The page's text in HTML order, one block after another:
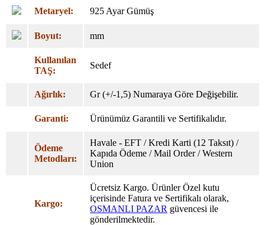
Metaryel: 925 Ayar Gümüş
Boyut: mm
Kullanılan
TAŞ:
Sedef
Ağırlık: Gr (+/-1,5) Numaraya Göre Değişebilir.
Garanti: Ürünümüz Garantili ve Sertifikalıdır.
Ödeme
Metodları:
Havale - EFT / Kredi Karti (12 Taksıt) /
Kapıda Ödeme / Mail Order / Western
Union
Kargo:
Ücretsiz Kargo. Ürünler Özel kutu
içerisinde Fatura ve Sertifikalı olarak,
OSMANLI PAZAR güvencesi ile
gönderilmektedir.